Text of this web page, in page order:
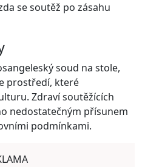
se soutěž po zásahu
soud na stole,
prostředí, které
Zdraví soutěžících
nedostatečným přísunem
podmínkami.